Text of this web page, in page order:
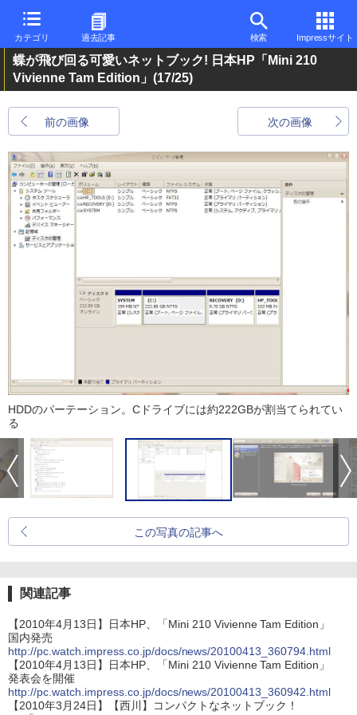
カテゴリ 過去記事 検索 Impressサイト
蝶が飛び回る可愛いネットブック! 日本HP「Mini 210
Vivienne Tam Edition」 (17/25)
前の画像 次の画像
HDDのパーテーション。Cドライブには約222GBが割当てられてい
る
この写真の記事へ
関連記事
【2010年4月13日】日本HP、「Mini 210 Vivienne Tam Edition」
国内発売
http://pc.watch.impress.co.jp/docs/news/20100413_360794.html
【2010年4月13日】日本HP、「Mini 210 Vivienne Tam Edition」
発表会を開催
http://pc.watch.impress.co.jp/docs/news/20100413_360942.html
【2010年3月24日】【西川】コンパクトなネットブック！